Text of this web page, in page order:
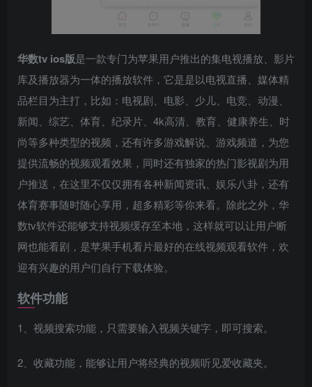
华数tv ios版是一款专门为苹果用户推出的集电视播放、影片
库及播放器为一体的播放软件，它是是以电视直播、媒体精
品栏目为主打，比如：电视剧、电影、少儿、电竞、动漫、
新闻、综艺、体育、纪录片、4k高清、教育、健康养生、时
尚等多种类型的视频，还有许多游戏解说、游戏频道，为您
提供流畅的视频观看效果，同时还有独家的热门影视剧为用
户推送，在这里不仅仅拥有各种新闻资讯、娱乐八卦，还有
体育赛事随时随心享用，超多精彩等你来看。除此之外，华
数tv软件还能够支持视频缓存至本地，这样就可以让用户断
网也能看剧，是苹果手机看片最好的在线视频观看软件，欢
迎有兴趣的用户们自行下载体验。
软件功能
1、视频搜索功能，只需要输入视频关键字，即可搜索。
2、收藏功能，能够让用户将经典的视频听见爱收藏夹。